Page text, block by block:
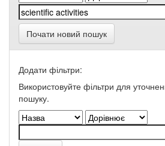
Почати новий пошук
Додати фільтри:
Використовуйте фільтри для
пошуку.